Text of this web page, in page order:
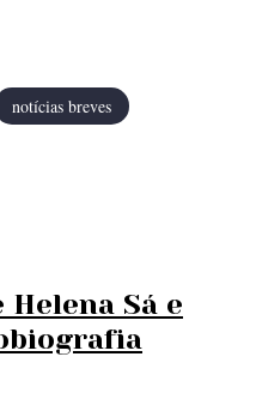
notícias breves
Helena Sá e